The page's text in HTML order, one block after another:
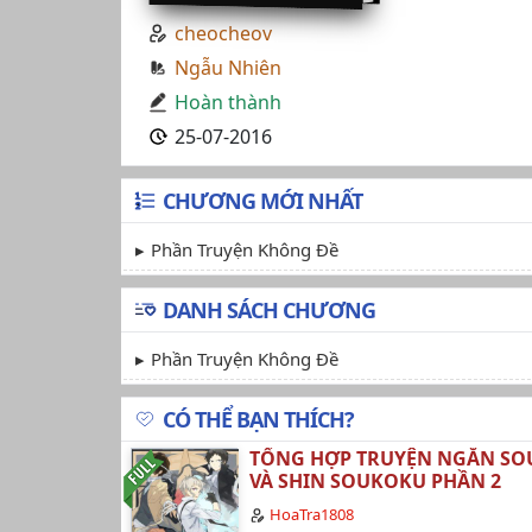
cheocheov
Ngẫu Nhiên
Hoàn thành
25-07-2016
CHƯƠNG MỚI NHẤT
Phần Truyện Không Đề
DANH SÁCH CHƯƠNG
Phần Truyện Không Đề
CÓ THỂ BẠN THÍCH?
TỔNG HỢP TRUYỆN NGẮN
VÀ SHIN SOUKOKU PHẦN 2
HoaTra1808